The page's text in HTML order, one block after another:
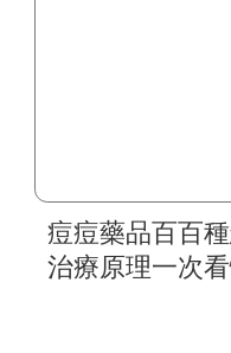
痘痘藥品百百
治療原理一次